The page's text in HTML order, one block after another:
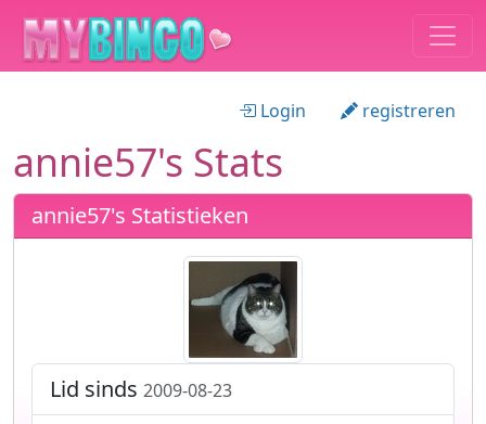
Login registreren
annie57's Stats
annie57's Statistieken
Lid sinds 2009-08-23